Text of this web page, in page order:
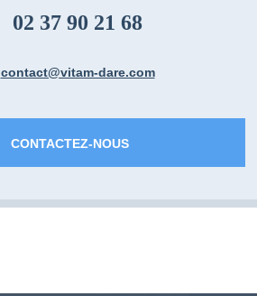
02 37 90 21 68
contact@vitam-dare.com
CONTACTEZ-NOUS